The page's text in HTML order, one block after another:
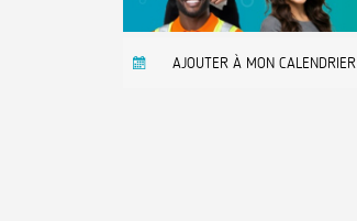
AJOUTER À MON CALENDRIER